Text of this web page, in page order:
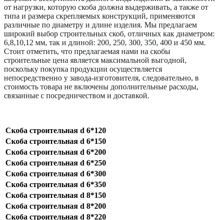
от нагрузки, которую скоба должна выдерживать, а также от
типа и размера скрепляемых конструкций, применяются
различные по диаметру и длине изделия. Мы предлагаем
широкий выбор строительных скоб, отличных как диаметром:
6,8,10,12 мм, так и длиной: 200, 250, 300, 350, 400 и 450 мм.
Стоит отметить, что предлагаемая нами на скобы
строительные цена является максимальной выгодной,
поскольку покупка продукции осуществляется
непосредственно у завода-изготовителя, следовательно, в
стоимость товара не включены дополнительные расходы,
связанные с посредничеством и доставкой.
Скоба строительная d 6*120
Скоба строительная d 6*150
Скоба строительная d 6*200
Скоба строительная d 6*250
Скоба строительная d 6*300
Скоба строительная d 6*350
Скоба строительная d 8*150
Скоба строительная d 8*200
Скоба строительная d 8*220